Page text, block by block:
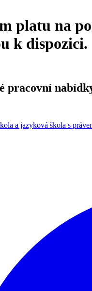
platu na
k dispozici.
pracovní
a jazyková škola s